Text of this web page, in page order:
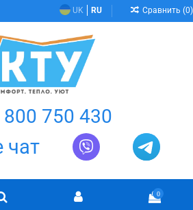
UK RU Сравнить (0)
800 750 430
чат
0